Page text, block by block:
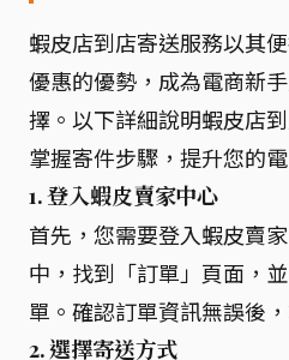
蝦皮店到店寄送服務以其
優惠的優勢，成為電商新
擇。以下詳細說明蝦皮店
掌握寄件步驟，提升您的
1. 登入蝦皮賣家中心
首先，您需要登入蝦皮賣
中，找到「訂單」頁面，
單。確認訂單資訊無誤後
2. 選擇寄送方式